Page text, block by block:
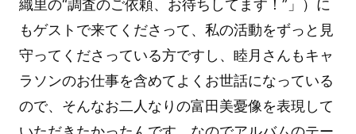
織里の“調査のご依頼、お待ちしてます！”」）に
もゲストで来てくださって、私の活動をずっと見
守ってくださっている方ですし、睦月さんもキャ
ラソンのお仕事を含めてよくお世話になっている
ので、そんなお二人なりの富田美憂像を表現して